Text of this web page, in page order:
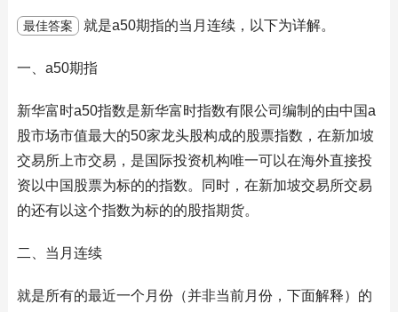
最佳答案 就是a50期指的当月连续，以下为详解。
一、a50期指
新华富时a50指数是新华富时指数有限公司编制的由中国a
股市场市值最大的50家龙头股构成的股票指数，在新加坡
交易所上市交易，是国际投资机构唯一可以在海外直接投
资以中国股票为标的的指数。同时，在新加坡交易所交易
的还有以这个指数为标的的股指期货。
二、当月连续
就是所有的最近一个月份（并非当前月份，下面解释）的